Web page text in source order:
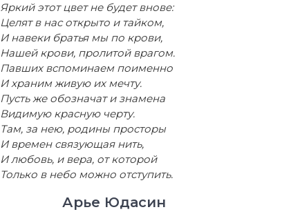
Яркий этот цвет не будет внове:
Целят в нас открыто и тайком,
И навеки братья мы по крови,
Нашей крови, пролитой врагом.
Павших вспоминаем поименно
И храним живую их мечту.
Пусть же обозначат и знамена
Видимую красную черту.
Там, за нею, родины просторы
И времен связующая нить,
И любовь, и вера, от которой
Только в небо можно отступить.
Арье Юдасин